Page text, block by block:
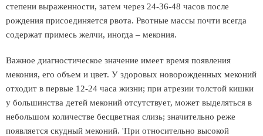
степени выраженности, затем через 24-36-48 часов после
рождения присоединяется рвота. Рвотные массы почти всегда
содержат примесь желчи, иногда – мекония.
Важное диагностическое значение имеет время появления
мекония, его объем и цвет. У здоровых новорожденных меконий
отходит в первые 12-24 часа жизни; при атрезии толстой кишки
у большинства детей меконий отсутствует, может выделяться в
небольшом количестве бесцветная слизь; значительно реже
появляется скудный меконий. 'При относительно высокой